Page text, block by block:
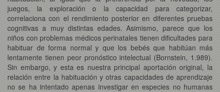
juegos, la exploración o la capacidad para categorizar,
correlaciona con el rendimiento posterior en diferentes pruebas
cognitivas a muy distintas edades. Asimismo, parece que los
niños con problemas médicos perinatales tienen dificultades para
habituar de forma normal y que los bebés que habitúan más
lentamente tienen peor pronóstico intelectual (Bornstein, 1.989).
Sin embargo, y esta es nuestra principal aportación original, la
relación entre la habituación y otras capacidades de aprendizaje
no se ha intentado apenas investigar en especies no humanas